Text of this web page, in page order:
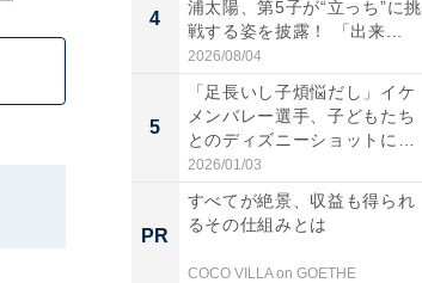
4
浦太陽、第5子が“立っち”に挑
戦する姿を披露！ 「出来...
2026/08/04
5
「足長いし子煩悩だし」イケ
メンバレー選手、子どもたち
とのディズニーショットに
「か...
2026/01/03
PR
すべてが絶景、収益も得られ
るその仕組みとは
COCO VILLA on GOETHE